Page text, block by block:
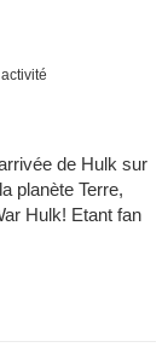
de Hulk sur
planète Terre,
Hulk! Etant fan